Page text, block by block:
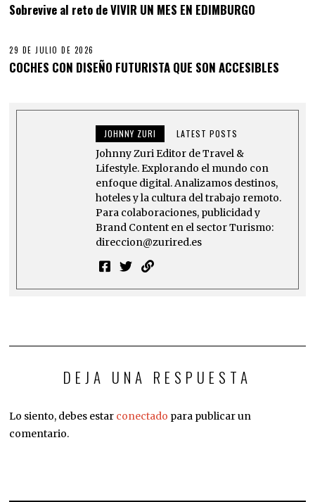
Sobrevive al reto de VIVIR UN MES EN EDIMBURGO
29 DE JULIO DE 2026
COCHES CON DISEÑO FUTURISTA QUE SON ACCESIBLES
JOHNNY ZURI LATEST POSTS
Johnny Zuri Editor de Travel &
Lifestyle. Explorando el mundo con
enfoque digital. Analizamos destinos,
hoteles y la cultura del trabajo remoto.
Para colaboraciones, publicidad y
Brand Content en el sector Turismo:
direccion@zurired.es
DEJA UNA RESPUESTA
Lo siento, debes estar conectado para publicar un
comentario.